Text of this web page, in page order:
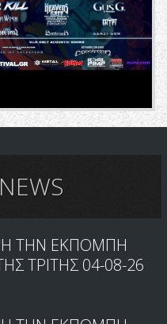
ΤΗΝ ΕΚΠΟΜΠΗ
ΤΡΙΤΗΣ 04-08-26